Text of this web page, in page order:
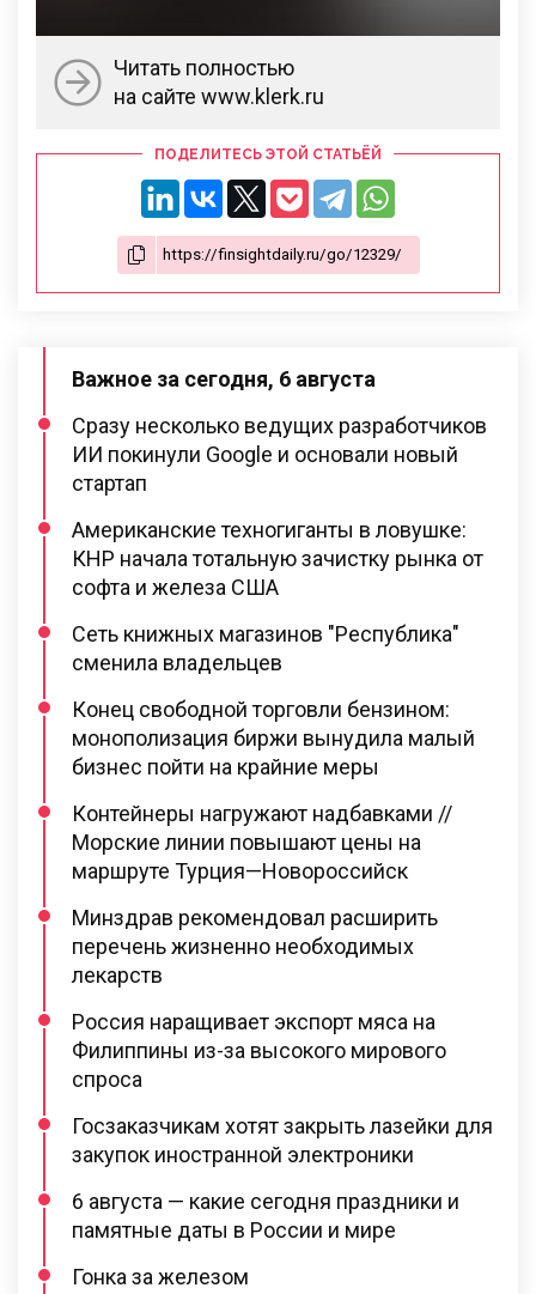
Читать полностью
на сайте www.klerk.ru
ПОДЕЛИТЕСЬ ЭТОЙ СТАТЬЁЙ
Важное за сегодня, 6 августа
Сразу несколько ведущих разработчиков
ИИ покинули Google и основали новый
стартап
Американские техногиганты в ловушке:
КНР начала тотальную зачистку рынка от
софта и железа США
Сеть книжных магазинов "Республика"
сменила владельцев
Конец свободной торговли бензином:
монополизация биржи вынудила малый
бизнес пойти на крайние меры
Контейнеры нагружают надбавками //
Морские линии повышают цены на
маршруте Турция—Новороссийск
Минздрав рекомендовал расширить
перечень жизненно необходимых
лекарств
Россия наращивает экспорт мяса на
Филиппины из-за высокого мирового
спроса
Госзаказчикам хотят закрыть лазейки для
закупок иностранной электроники
6 августа — какие сегодня праздники и
памятные даты в России и мире
Гонка за железом